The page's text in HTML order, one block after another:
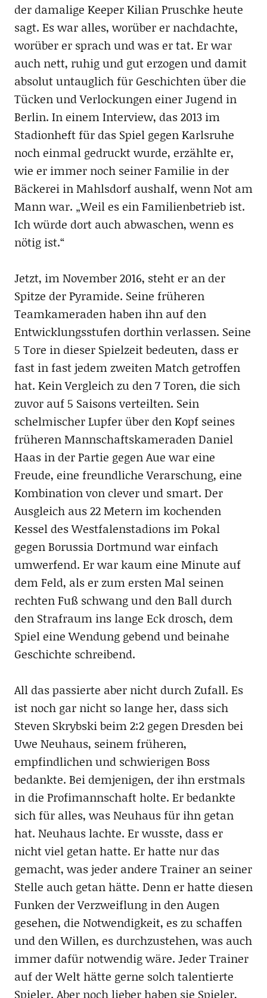
der damalige Keeper Kilian Pruschke heute
sagt. Es war alles, worüber er nachdachte,
worüber er sprach und was er tat. Er war
auch nett, ruhig und gut erzogen und damit
absolut untauglich für Geschichten über die
Tücken und Verlockungen einer Jugend in
Berlin. In einem Interview, das 2013 im
Stadionheft für das Spiel gegen Karlsruhe
noch einmal gedruckt wurde, erzählte er,
wie er immer noch seiner Familie in der
Bäckerei in Mahlsdorf aushalf, wenn Not am
Mann war. „Weil es ein Familienbetrieb ist.
Ich würde dort auch abwaschen, wenn es
nötig ist.“
Jetzt, im November 2016, steht er an der
Spitze der Pyramide. Seine früheren
Teamkameraden haben ihn auf den
Entwicklungsstufen dorthin verlassen. Seine
5 Tore in dieser Spielzeit bedeuten, dass er
fast in fast jedem zweiten Match getroffen
hat. Kein Vergleich zu den 7 Toren, die sich
zuvor auf 5 Saisons verteilten. Sein
schelmischer Lupfer über den Kopf seines
früheren Mannschaftskameraden Daniel
Haas in der Partie gegen Aue war eine
Freude, eine freundliche Verarschung, eine
Kombination von clever und smart. Der
Ausgleich aus 22 Metern im kochenden
Kessel des Westfalenstadions im Pokal
gegen Borussia Dortmund war einfach
umwerfend. Er war kaum eine Minute auf
dem Feld, als er zum ersten Mal seinen
rechten Fuß schwang und den Ball durch
den Strafraum ins lange Eck drosch, dem
Spiel eine Wendung gebend und beinahe
Geschichte schreibend.
All das passierte aber nicht durch Zufall. Es
ist noch gar nicht so lange her, dass sich
Steven Skrybski beim 2:2 gegen Dresden bei
Uwe Neuhaus, seinem früheren,
empfindlichen und schwierigen Boss
bedankte. Bei demjenigen, der ihn erstmals
in die Profimannschaft holte. Er bedankte
sich für alles, was Neuhaus für ihn getan
hat. Neuhaus lachte. Er wusste, dass er
nicht viel getan hatte. Er hatte nur das
gemacht, was jeder andere Trainer an seiner
Stelle auch getan hätte. Denn er hatte diesen
Funken der Verzweiflung in den Augen
gesehen, die Notwendigkeit, es zu schaffen
und den Willen, es durchzustehen, was auch
immer dafür notwendig wäre. Jeder Trainer
auf der Welt hätte gerne solch talentierte
Spieler. Aber noch lieber haben sie Spieler,